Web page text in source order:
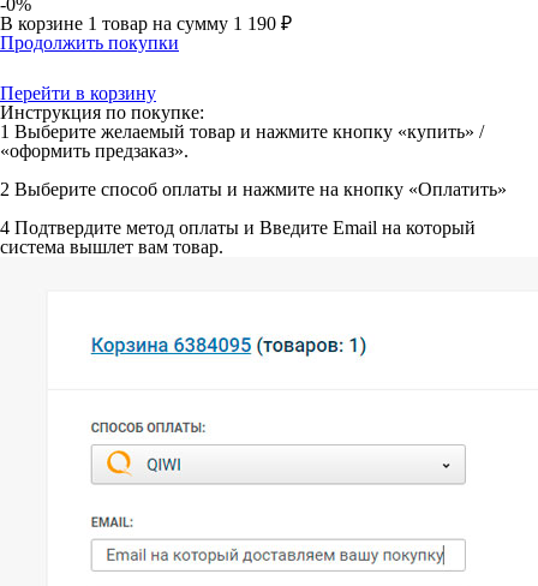
-0%
В корзине 1 товар на сумму 1 190 ₽
Продолжить покупки
Перейти в корзину
Инструкция по покупке:
1 Выберите желаемый товар и нажмите кнопку «купить» /
«оформить предзаказ».
2 Выберите способ оплаты и нажмите на кнопку «Оплатить»
4 Подтвердите метод оплаты и Введите Email на который
система вышлет вам товар.